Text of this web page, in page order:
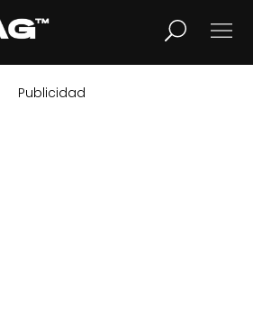
LIFESTYLE
Publicidad